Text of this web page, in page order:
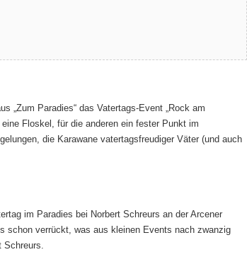
„Zum Paradies“ das Vatertags-Event „Rock am
Floskel, für die anderen ein fester Punkt im
die Karawane vatertagsfreudiger Väter (und auch
im Paradies bei Norbert Schreurs an der Arcener
schon verrückt, was aus kleinen Events nach zwanzig
Schreurs.